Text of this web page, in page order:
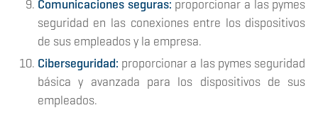
Comunicaciones seguras: proporcionar a las pymes
seguridad en las conexiones entre los dispositivos
de sus empleados y la empresa.
Ciberseguridad: proporcionar a las pymes seguridad
básica y avanzada para los dispositivos de sus
empleados.